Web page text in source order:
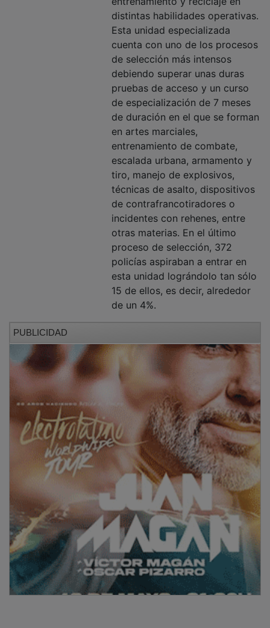
distintas habilidades operativas.
Esta unidad especializada
cuenta con uno de los procesos
de selección más intensos
debiendo superar unas duras
pruebas de acceso y un curso
de especialización de 7 meses
de duración en el que se forman
en artes marciales,
entrenamiento de combate,
escalada urbana, armamento y
tiro, manejo de explosivos,
técnicas de asalto, dispositivos
de contrafrancotiradores o
incidentes con rehenes, entre
otras materias. En el último
proceso de selección, 372
policías aspiraban a entrar en
esta unidad lográndolo tan sólo
15 de ellos, es decir, alrededor
de un 4%.